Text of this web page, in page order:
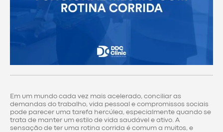
Em um mundo cada vez mais acelerado, conciliar as
demandas do trabalho, vida pessoal e compromissos sociais
pode parecer uma tarefa hercúlea, especialmente quando se
trata de manter um estilo de vida saudável e ativo. A
sensação de ter uma rotina corrida é comum a muitos, e